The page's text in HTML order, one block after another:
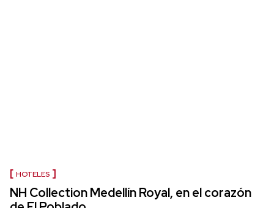
HOTELES
NH Collection Medellín Royal, en el corazón